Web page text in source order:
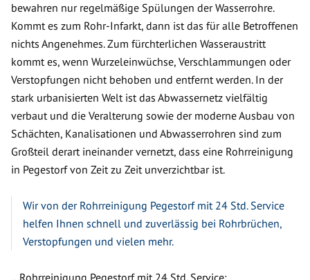
bewahren nur regelmäßige Spülungen der Wasserrohre.
Kommt es zum Rohr-Infarkt, dann ist das für alle Betroffenen
nichts Angenehmes. Zum fürchterlichen Wasseraustritt
kommt es, wenn Wurzeleinwüchse, Verschlammungen oder
Verstopfungen nicht behoben und entfernt werden. In der
stark urbanisierten Welt ist das Abwassernetz vielfältig
verbaut und die Veralterung sowie der moderne Ausbau von
Schächten, Kanalisationen und Abwasserrohren sind zum
Großteil derart ineinander vernetzt, dass eine Rohrreinigung
in Pegestorf von Zeit zu Zeit unverzichtbar ist.
Wir von der Rohrreinigung Pegestorf mit 24 Std. Service
helfen Ihnen schnell und zuverlässig bei Rohrbrüchen,
Verstopfungen und vielen mehr.
…Rohrreinigung Pegestorf mit 24 Std. Service: